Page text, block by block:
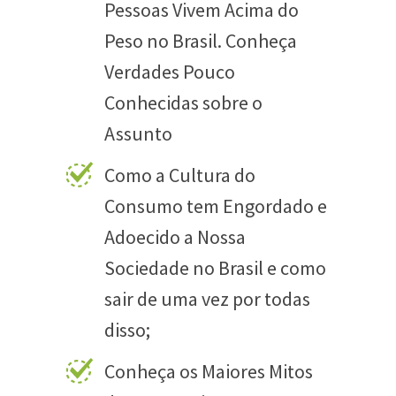
Pessoas Vivem Acima do
Peso no Brasil. Conheça
Verdades Pouco
Conhecidas sobre o
Assunto
Como a Cultura do
Consumo tem Engordado e
Adoecido a Nossa
Sociedade no Brasil e como
sair de uma vez por todas
disso;
Conheça os Maiores Mitos